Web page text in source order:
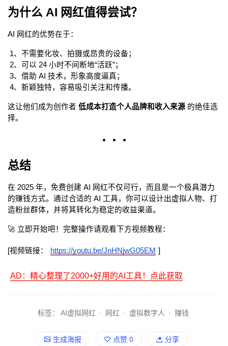
为什么 AI 网红值得尝试？
AI 网红的优势在于：
1、不需要化妆、拍摄或昂贵的设备；
2、可以 24 小时不间断地“活跃”；
3、借助 AI 技术，形象高度逼真；
4、新颖独特，容易吸引关注和传播。
这让他们成为创作者 低成本打造个人品牌和收入来源 的绝佳选
择。
总结
在 2025 年，免费创建 AI 网红不仅可行，而且是一个极具潜力
的赚钱方式。通过合适的 AI 工具，你可以设计出虚拟人物、打
造粉丝群体，并将其转化为稳定的收益渠道。
🚀 立即开始吧！完整操作请观看下方视频教程：
[视频链接： https://youtu.be/JnHNjwG05EM ]
AD：精心整理了2000+好用的AI工具！点此获取
标签： AI虚拟网红 · 网红 · 虚拟数字人 · 赚钱
生成海报 点赞 0 分享